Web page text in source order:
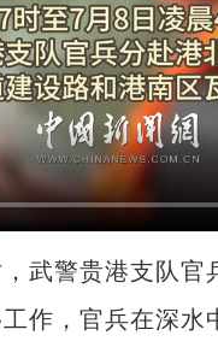
警贵港支队官
作，官兵在深